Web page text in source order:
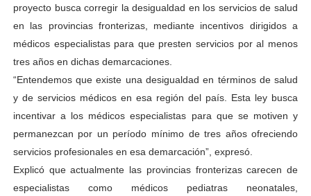
proyecto busca corregir la desigualdad en los servicios de salud
en las provincias fronterizas, mediante incentivos dirigidos a
médicos especialistas para que presten servicios por al menos
tres años en dichas demarcaciones.
“Entendemos que existe una desigualdad en términos de salud
y de servicios médicos en esa región del país. Esta ley busca
incentivar a los médicos especialistas para que se motiven y
permanezcan por un período mínimo de tres años ofreciendo
servicios profesionales en esa demarcación”, expresó.
Explicó que actualmente las provincias fronterizas carecen de
especialistas como médicos pediatras neonatales,